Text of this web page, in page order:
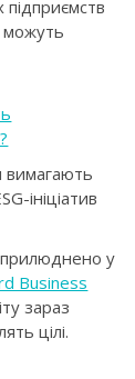
можуть
вимагають
ініціатив
у
Business
зараз
цілі.